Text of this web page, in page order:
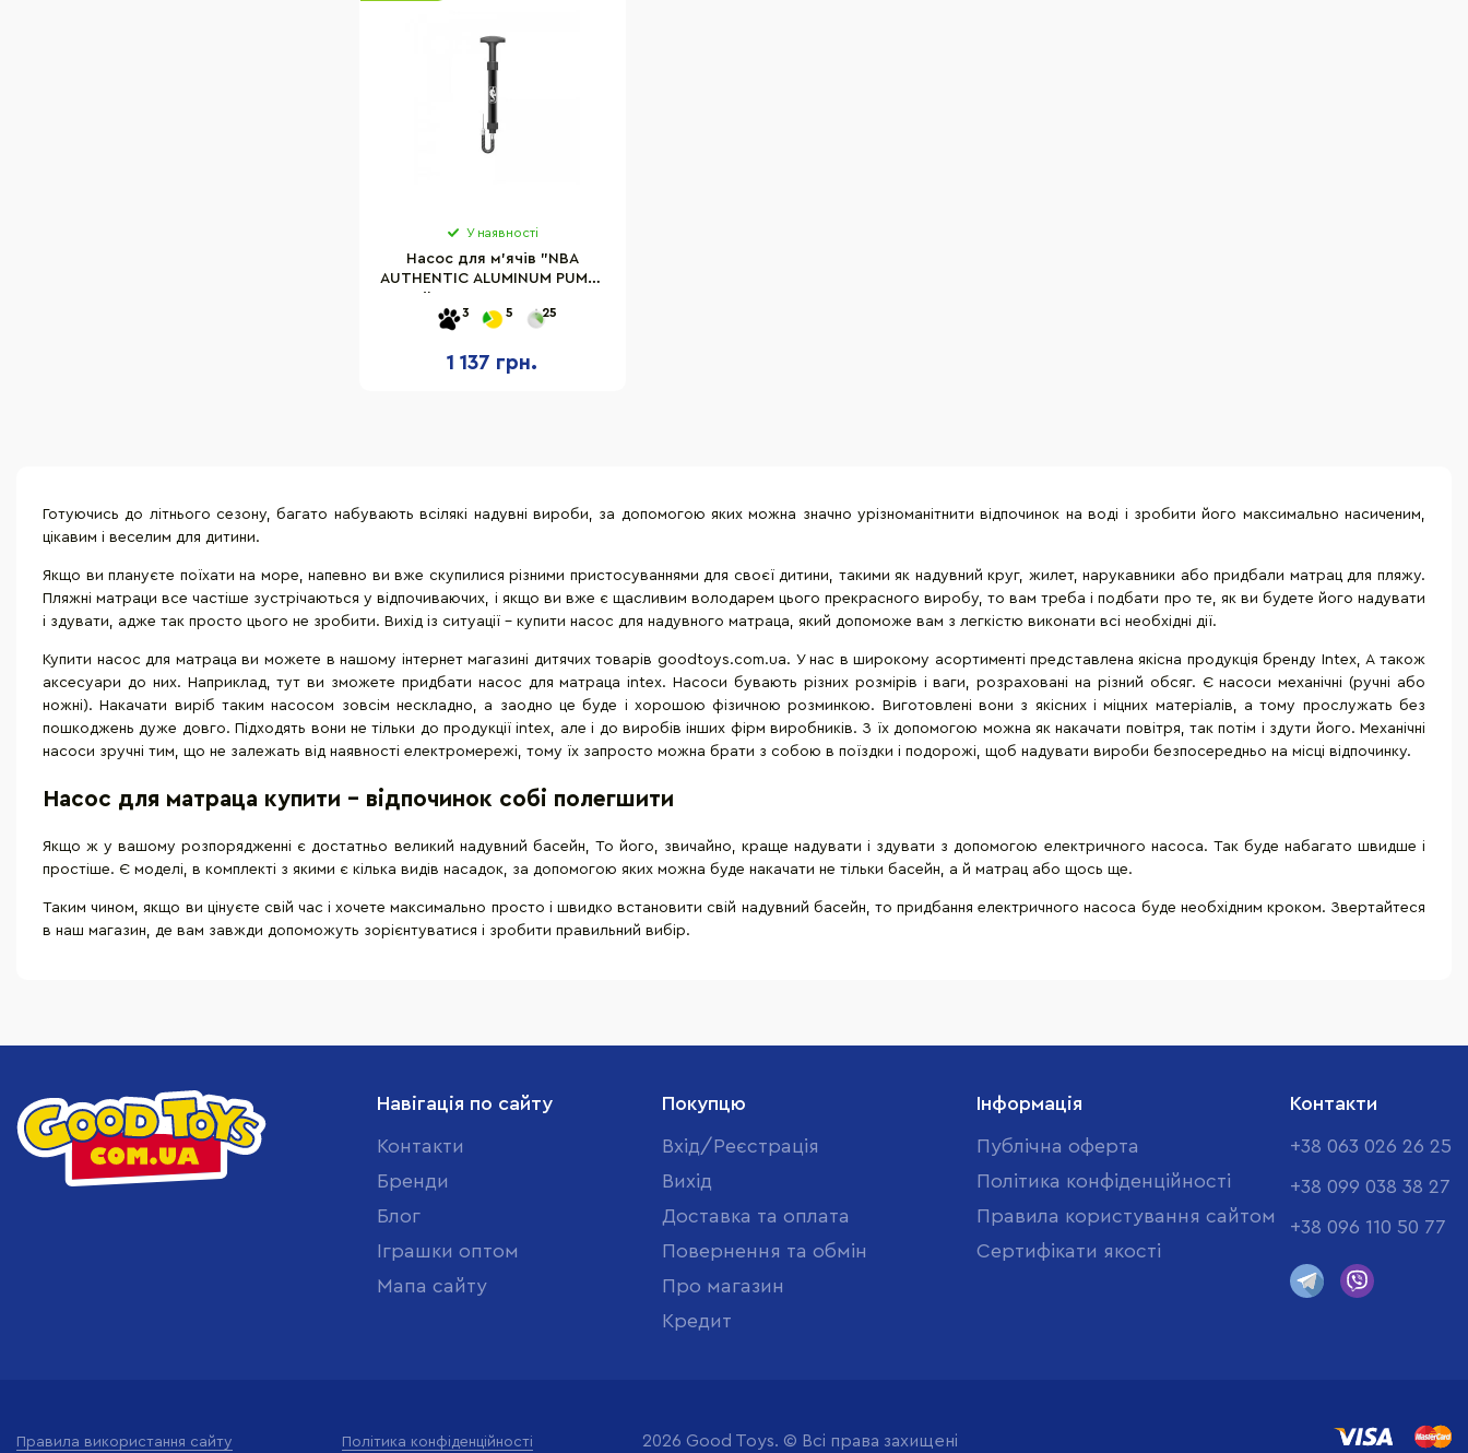
У наявності
Насос для м'ячів "NBA
AUTHENTIC ALUMINUM PUMP"
3 5 25
1 137 грн.
Готуючись до літнього сезону, багато набувають всілякі надувні вироби, за допомогою яких можна значно урізноманітнити відпочинок на воді і зробити його максимально насиченим,
цікавим і веселим для дитини.
Якщо ви плануєте поїхати на море, напевно ви вже скупилися різними пристосуваннями для своєї дитини, такими як надувний круг, жилет, нарукавники або придбали матрац для пляжу.
Пляжні матраци все частіше зустрічаються у відпочиваючих, і якщо ви вже є щасливим володарем цього прекрасного виробу, то вам треба і подбати про те, як ви будете його надувати
і здувати, адже так просто цього не зробити. Вихід із ситуації - купити насос для надувного матраца, який допоможе вам з легкістю виконати всі необхідні дії.
Купити насос для матраца ви можете в нашому інтернет магазині дитячих товарів goodtoys.com.ua. У нас в широкому асортименті представлена якісна продукція бренду Intex, А також
аксесуари до них. Наприклад, тут ви зможете придбати насос для матраца intex. Насоси бувають різних розмірів і ваги, розраховані на різний обсяг. Є насоси механічні (ручні або
ножні). Накачати виріб таким насосом зовсім нескладно, а заодно це буде і хорошою фізичною розминкою. Виготовлені вони з якісних і міцних матеріалів, а тому прослужать без
пошкоджень дуже довго. Підходять вони не тільки до продукції intex, але і до виробів інших фірм виробників. З їх допомогою можна як накачати повітря, так потім і здути його. Механічні
насоси зручні тим, що не залежать від наявності електромережі, тому їх запросто можна брати з собою в поїздки і подорожі, щоб надувати вироби безпосередньо на місці відпочинку.
Насос для матраца купити - відпочинок собі полегшити
Якщо ж у вашому розпорядженні є достатньо великий надувний басейн, То його, звичайно, краще надувати і здувати з допомогою електричного насоса. Так буде набагато швидше і
простіше. Є моделі, в комплекті з якими є кілька видів насадок, за допомогою яких можна буде накачати не тільки басейн, а й матрац або щось ще.
Таким чином, якщо ви цінуєте свій час і хочете максимально просто і швидко встановити свій надувний басейн, то придбання електричного насоса буде необхідним кроком. Звертайтеся
в наш магазин, де вам завжди допоможуть зорієнтуватися і зробити правильний вибір.
Навігація по сайту
Контакти
Бренди
Блог
Іграшки оптом
Мапа сайту
Покупцю
Вхід/Реєстрація
Вихід
Доставка та оплата
Повернення та обмін
Про магазин
Кредит
Інформація
Публічна оферта
Політика конфіденційності
Правила користування сайтом
Cертифікати якості
Контакти
+38 063 026 26 25
+38 099 038 38 27
+38 096 110 50 77
Правила використання сайту Політика конфіденційності 2026 Good Toys. © Всі права захищені